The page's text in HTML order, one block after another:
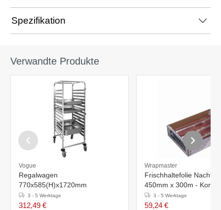
Spezifikation
Verwandte Produkte
Vogue
Regalwagen
770x585(H)x1720mm
3 - 5 Werktage
312,49 €
Wrapmaster
Frischhaltefolie
450mm x 300m -
M8023 - 5 Werktage
59,24 €